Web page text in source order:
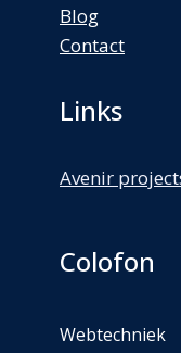
Blog
Contact
Links
Avenir
Colofon
Webtechniek